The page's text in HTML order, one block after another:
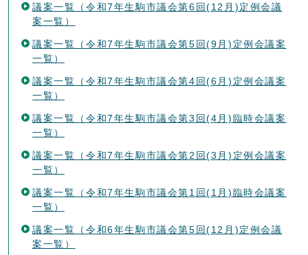
議案一覧（令和7年生駒市議会第6回(12月)定例会議
案一覧）
議案一覧（令和7年生駒市議会第5回(9月)定例会議案
一覧）
議案一覧（令和7年生駒市議会第4回(6月)定例会議案
一覧）
議案一覧（令和7年生駒市議会第3回(4月)臨時会議案
一覧）
議案一覧（令和7年生駒市議会第2回(3月)定例会議案
一覧）
議案一覧（令和7年生駒市議会第1回(1月)臨時会議案
一覧）
議案一覧（令和6年生駒市議会第5回(12月)定例会議
案一覧）